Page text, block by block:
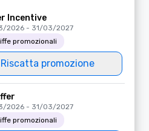
Incentive
2026 - 31/03/2027
promozionali
Riscatta promozione
2026 - 31/03/2027
promozionali